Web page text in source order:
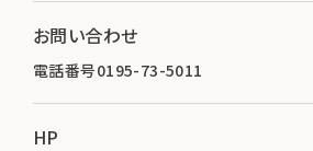
お問い合わせ
電話番号0195-73-5011
HP